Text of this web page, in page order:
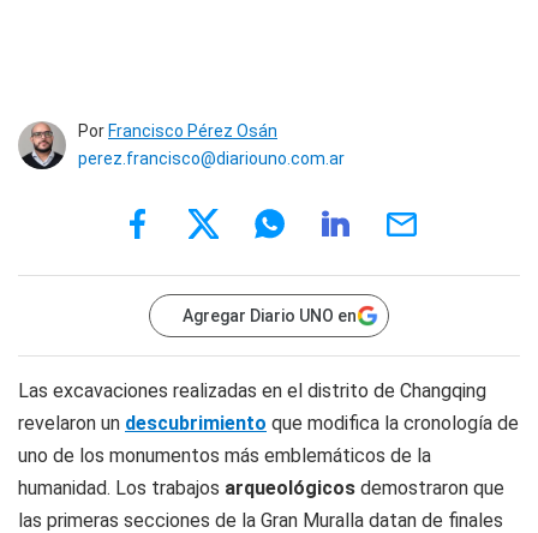
Por Francisco Pérez Osán
perez.francisco@diariouno.com.ar
Agregar Diario UNO en
Las excavaciones realizadas en el distrito de Changqing
revelaron un descubrimiento que modifica la cronología de
uno de los monumentos más emblemáticos de la
humanidad. Los trabajos arqueológicos demostraron que
las primeras secciones de la Gran Muralla datan de finales